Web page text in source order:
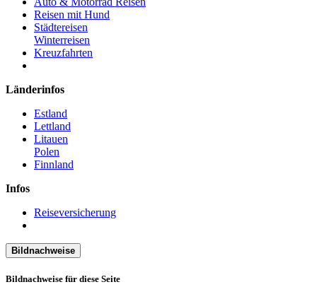
Reisen mit Hund
Städtereisen
Winterreisen
Kreuzfahrten
Länderinfos
Estland
Lettland
Litauen
Polen
Finnland
Infos
Reiseversicherung
Bildnachweise
Bildnachweise für diese Seite